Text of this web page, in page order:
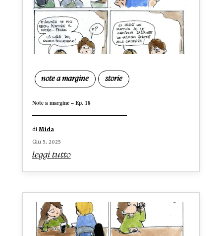
note a margine storie
Note a margine – Ep. 18
di Mida
Giu 5, 2025
leggi tutto